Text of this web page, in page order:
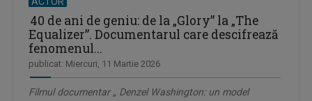
40 de ani de geniu: de la „Glory” la „The
Equalizer”. Documentarul care descifrează
fenomenul...
publicat: Miercuri, 11 Martie 2026
Filmul documentar „ Denzel Washington: un model